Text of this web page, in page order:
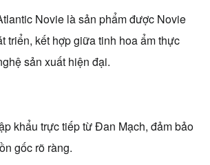
Novie là sản phẩm được Novie
triển, kết hợp giữa tinh hoa ẩm thực
sản xuất hiện đại.
khẩu trực tiếp từ Đan Mạch, đảm bảo
gốc rõ ràng.